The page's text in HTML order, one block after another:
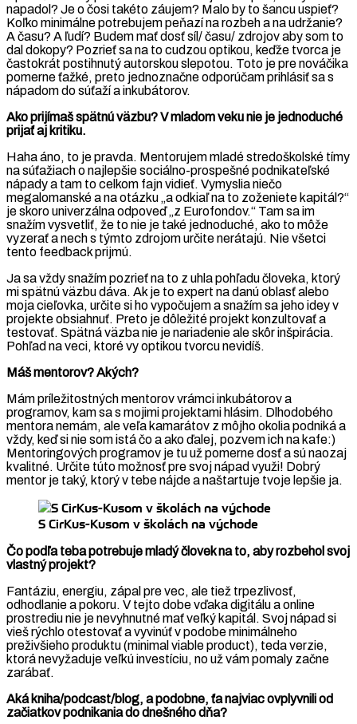
napadol? Je o čosi takéto záujem? Malo by to šancu uspieť?
Koľko minimálne potrebujem peňazí na rozbeh a na udržanie?
A času? A ľudí? Budem mať dosť síl/ času/ zdrojov aby som to
dal dokopy? Pozrieť sa na to cudzou optikou, keďže tvorca je
častokrát postihnutý autorskou slepotou. Toto je pre nováčika
pomerne ťažké, preto jednoznačne odporúčam prihlásiť sa s
nápadom do súťaží a inkubátorov.
Ako prijímaš spätnú väzbu? V mladom veku nie je jednoduché
prijať aj kritiku.
Haha áno, to je pravda. Mentorujem mladé stredoškolské tímy
na súťažiach o najlepšie sociálno-prospešné podnikateľské
nápady a tam to celkom fajn vidieť. Vymyslia niečo
megalomanské a na otázku „a odkiaľ na to zoženiete kapitál?“
je skoro univerzálna odpoveď „z Eurofondov.“ Tam sa im
snažím vysvetliť, že to nie je také jednoduché, ako to môže
vyzerať a nech s týmto zdrojom určite nerátajú. Nie všetci
tento feedback prijmú.
Ja sa vždy snažím pozrieť na to z uhla pohľadu človeka, ktorý
mi spätnú väzbu dáva. Ak je to expert na danú oblasť alebo
moja cieľovka, určite si ho vypočujem a snažím sa jeho idey v
projekte obsiahnuť. Preto je dôležité projekt konzultovať a
testovať. Spätná väzba nie je nariadenie ale skôr inšpirácia.
Pohľad na veci, ktoré vy optikou tvorcu nevidíš.
Máš mentorov? Akých?
Mám príležitostných mentorov vrámci inkubátorov a
programov, kam sa s mojimi projektami hlásim. Dlhodobého
mentora nemám, ale veľa kamarátov z môjho okolia podniká a
vždy, keď si nie som istá čo a ako ďalej, pozvem ich na kafe:)
Mentoringových programov je tu už pomerne dosť a sú naozaj
kvalitné. Určite túto možnosť pre svoj nápad využi! Dobrý
mentor je taký, ktorý v tebe nájde a naštartuje tvoje lepšie ja.
S CirKus-Kusom v školách na východe
Čo podľa teba potrebuje mladý človek na to, aby rozbehol svoj
vlastný projekt?
Fantáziu, energiu, zápal pre vec, ale tiež trpezlivosť,
odhodlanie a pokoru. V tejto dobe vďaka digitálu a online
prostrediu nie je nevyhnutné mať veľký kapitál. Svoj nápad si
vieš rýchlo otestovať a vyvinúť v podobe minimálneho
preživšieho produktu (minimal viable product), teda verzie,
ktorá nevyžaduje veľkú investíciu, no už vám pomaly začne
zarábať.
Aká kniha/podcast/blog, a podobne, ťa najviac ovplyvnili od
začiatkov podnikania do dnešného dňa?